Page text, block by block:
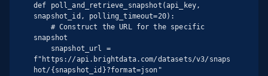
def poll_and_retrieve_snapshot(api_key,
snapshot_id, polling_timeout=20):
snapshot
f"https://api.brightdata.com/datasets/v3/snaps
hot/{snapshot_id}?format=json"